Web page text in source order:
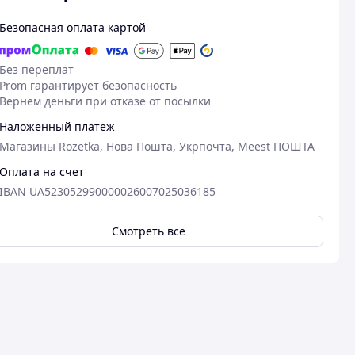
Безопасная оплата картой
Без переплат
Prom гарантирует безопасность
Вернем деньги при отказе от посылки
Наложенный платеж
Магазины Rozetka, Нова Пошта, Укрпочта, Meest ПОШТА
Оплата на счет
IBAN UA523052990000026007025036185
Смотреть всё